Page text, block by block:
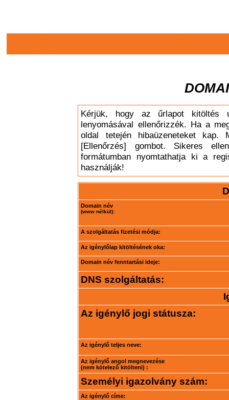
Kérjük, hogy az űrlapot kitöltés
lenyomásával ellenőrizzék. Ha a
oldal tetején hibaüzeneteket
[Ellenőrzés] gombot. Sikeres
formátumban nyomtathatja ki a
használják!
Domain név
(www nélkül):
A szolgáltatás fizetési módja:
Az igénylőlap kitöltésének oka:
Domain név fenntartási ideje:
DNS szolgáltatás:
Az igénylő jogi státusza:
Az igénylő teljes neve:
Az igénylő angol megnevezése
(nem kötelező kitölteni) :
Személyi igazolvány szám:
Az igénylő címe: